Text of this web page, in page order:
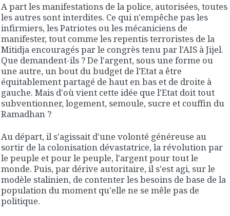
A part les manifestations de la police, autorisées, toutes
les autres sont interdites. Ce qui n'empêche pas les
infirmiers, les Patriotes ou les mécaniciens de
manifester, tout comme les repentis terroristes de la
Mitidja encouragés par le congrès tenu par l'AIS à Jijel.
Que demandent-ils ? De l'argent, sous une forme ou
une autre, un bout du budget de l'Etat a être
équitablement partagé de haut en bas et de droite à
gauche. Mais d'où vient cette idée que l'Etat doit tout
subventionner, logement, semoule, sucre et couffin du
Ramadhan ?
Au départ, il s'agissait d'une volonté généreuse au
sortir de la colonisation dévastatrice, la révolution par
le peuple et pour le peuple, l'argent pour tout le
monde. Puis, par dérive autoritaire, il s'est agi, sur le
modèle stalinien, de contenter les besoins de base de la
population du moment qu'elle ne se mêle pas de
politique.